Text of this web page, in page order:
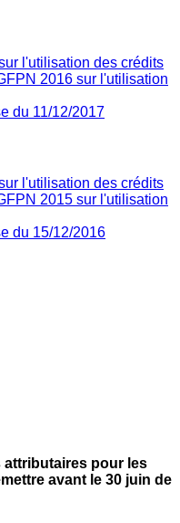
l'utilisation des crédits
2016 sur l'utilisation
du 11/12/2017
l'utilisation des crédits
2015 sur l'utilisation
du 15/12/2016
attributaires pour les
avant le 30 juin de